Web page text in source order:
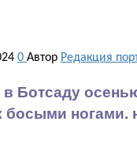
0 Автор Редакция
Ботсаду
босыми